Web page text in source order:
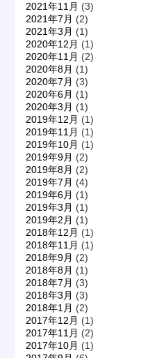
2021年11月 (3)
2021年7月 (2)
2021年3月 (1)
2020年12月 (1)
2020年11月 (2)
2020年8月 (1)
2020年7月 (3)
2020年6月 (1)
2020年3月 (1)
2019年12月 (1)
2019年11月 (1)
2019年10月 (1)
2019年9月 (2)
2019年8月 (2)
2019年7月 (4)
2019年6月 (1)
2019年3月 (1)
2019年2月 (1)
2018年12月 (1)
2018年11月 (1)
2018年9月 (2)
2018年8月 (1)
2018年7月 (3)
2018年3月 (3)
2018年1月 (2)
2017年12月 (1)
2017年11月 (2)
2017年10月 (1)